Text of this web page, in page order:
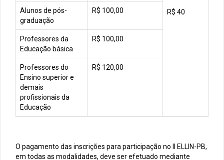
R$ 40
Alunos de pós-
graduação
R$ 100,00
Professores da
Educação básica
R$ 100,00
Professores do
Ensino superior e
demais
profissionais da
Educação
R$ 120,00
O pagamento das inscrições para participação no II ELLIN-PB,
em todas as modalidades, deve ser efetuado mediante